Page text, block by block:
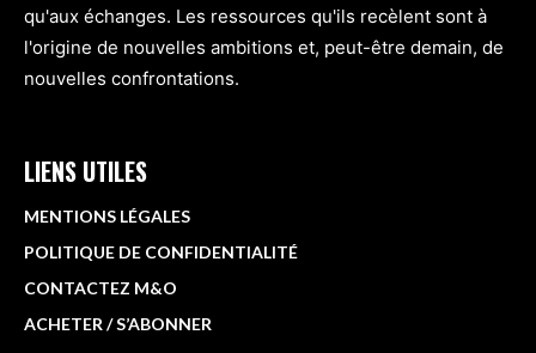
qu'aux échanges. Les ressources qu'ils recèlent sont à
l'origine de nouvelles ambitions et, peut-être demain, de
nouvelles confrontations.
LIENS UTILES
MENTIONS LÉGALES
POLITIQUE DE CONFIDENTIALITÉ
CONTACTEZ M&O
ACHETER / S’ABONNER